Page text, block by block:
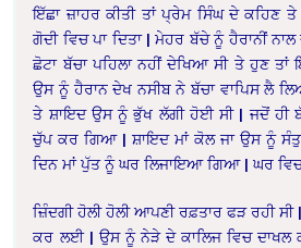
ਇੱਛਾ ਜ਼ਾਹਰ ਕੀਤੀ ਤਾਂ ਪ੍ਰੇਮ ਸਿੰਘ ਦੇ ਕਹਿਣ
ਗੋਦੀ ਵਿਚ ਪਾ ਦਿਤਾ | ਮੇਹਰ ਬੱਚੇ ਨੂੰ ਹੈਰਾਨੀਂ
ਛੋਟਾ ਬੱਚਾ ਪਹਿਲਾ ਨਹੀਂ ਦੇਖਿਆ ਸੀ ਤੇ ਹੁਣ ਤਾਂ
ਉਸ ਨੂੰ ਹੈਰਾਨ ਦੇਖ ਨਸੀਬ ਨੇ ਬੱਚਾ ਵਾਪਿਸ ਲੈ
ਤੇ ਸ਼ਾਇਦ ਉਸ ਨੂੰ ਭੁੱਖ ਲੱਗੀ ਹੋਈ ਸੀ | ਜਦੋਂ ਹੀ
ਚੁੱਪ ਕਰ ਗਿਆ | ਸ਼ਾਇਦ ਮਾਂ ਕੋਲ ਜਾ ਉਸ ਨੂੰ
ਦਿਨ ਮਾਂ ਪੁੱਤ ਨੂੰ ਘਰ ਲਿਜਾਇਆ ਗਿਆ | ਘਰ ਵਿਚ
ਜ਼ਿੰਦਗੀ ਹੋਲੀ ਹੋਲੀ ਆਪਣੀ ਰਫ਼ਤਾਰ ਫੜ ਰਹੀ
ਕਰ ਲਈ | ਉਸ ਨੂੰ ਨੇੜੇ ਦੇ ਕਾਲਿਜ ਵਿਚ